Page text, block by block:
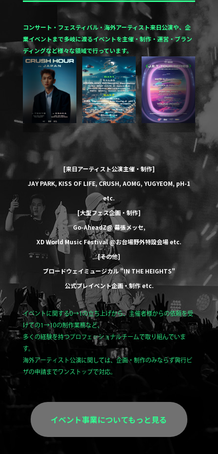
コンサート・フェスティバル・海外アーティスト来日公演や、企
業イベントまで多岐に渡るイベントを主催・制作・運営・ブラン
ディングなど様々な領域で行っています。
[来日アーティスト公演主催・制作]
JAY PARK, KISS OF LIFE, CRUSH, AOMG, YUGYEOM, pH-1
etc.
[大型フェス企画・制作]
Go-AheadZ@ 幕張メッセ,
XD World Music Festival @お台場野外特設会場etc.
[その他]
ブロードウェイミュージカル"IN THE HEIGHTS"
公式プレイベント企画・制作etc.
イベントに関する0→1の立ち上げから、主催者様からの依頼を受
けての1→10の制作業務など、
多くの経験を持つプロフェッショナルチームで取り組んでいま
す。
海外アーティスト公演に関しては、企画・制作のみならず興行ビ
ザの申請までワンストップで対応。
イベント事業についてもっと見る